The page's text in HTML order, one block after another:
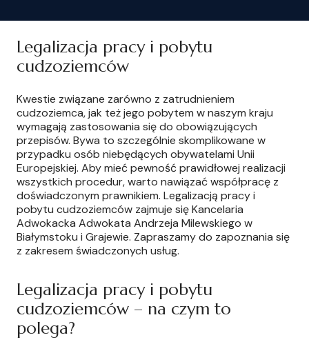
Legalizacja pracy i pobytu
cudzoziemców
Kwestie związane zarówno z zatrudnieniem
cudzoziemca, jak też jego pobytem w naszym kraju
wymagają zastosowania się do obowiązujących
przepisów. Bywa to szczególnie skomplikowane w
przypadku osób niebędących obywatelami Unii
Europejskiej. Aby mieć pewność prawidłowej realizacji
wszystkich procedur, warto nawiązać współpracę z
doświadczonym prawnikiem. Legalizacją pracy i
pobytu cudzoziemców zajmuje się Kancelaria
Adwokacka Adwokata Andrzeja Milewskiego w
Białymstoku i Grajewie. Zapraszamy do zapoznania się
z zakresem świadczonych usług.
Legalizacja pracy i pobytu
cudzoziemców – na czym to
polega?